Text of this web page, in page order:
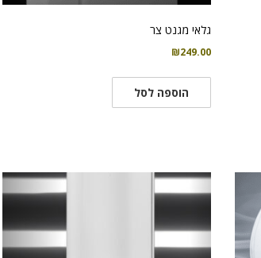
גלאי מגנט צר
₪249.00
הוספה לסל